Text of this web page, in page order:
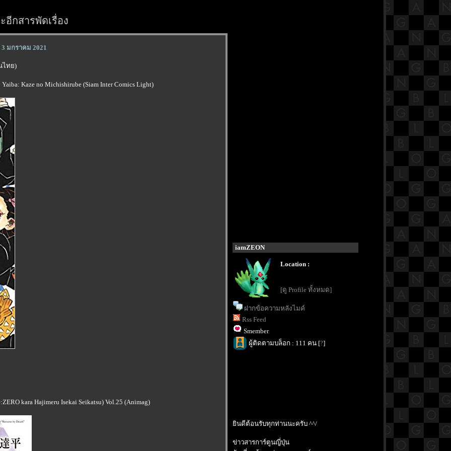
อีกสารพัดเรื่อง
มกราคม 2021
ไทย)
Kaze no Michishirube (Siam Inter Comics Light)
kara Hajimeru Isekai Seikatsu) Vol.25 (Animag)
iamZEON
Location :
[ดู Profile ทั้งหมด]
ฝากข้อความหลังไมค์
Rss Feed
Smember
ผู้ติดตามบล็อก : 111 คน [?]
ินดีต้อนรับทุกท่านนะครับ ^^/
ข่าวสารการ์ตูนญี่ปุ่น